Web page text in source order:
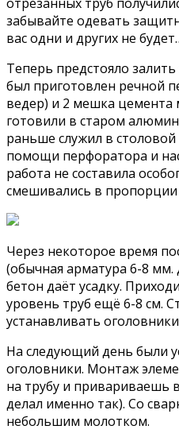
забывайте одевать
вас одни и других не
Теперь предстояло
был приготовлен речной
ведер) и 2 мешка цемента
готовили в старом
раньше служил в
помощи перфоратора и
работа не составила
смешивались в пропорции
Через некоторое время
(обычная арматура 6-8 мм.
бетон даёт усадку.
уровень труб ещё 6-8 см.
устанавливать оголовники
На следующий день были
оголовники. Монтаж
на трубу и привариваешь
делал именно так). Со
небольшим молотком.